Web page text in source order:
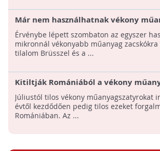
Már nem használhatnak vékony
Brüsszel üzletei
Érvénybe lépett szombaton az egyszer
mikronnál vékonyabb műanyag zacskókra
tilalom Brüsszel és a ...
Kitiltják Romániából a vékony
Júliustól tilos vékony műanyagszatyrokat
évtől kezdődően pedig tilos ezeket
Romániában. Az ...